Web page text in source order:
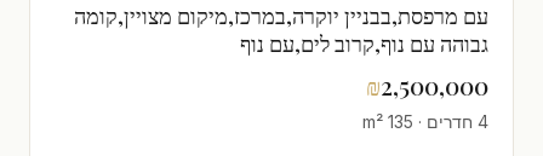
עם מרפסת,בבניין יוקרה,במרכז,מיקום מצויין,קומה
גבוהה עם נוף,קרוב לים,עם נוף
טובים,פרוייקט איכותי
₪2,500,000
4 חדרים · 135 m²